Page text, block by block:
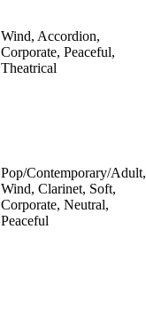
Wind, Accordion,
Corporate, Peaceful,
Theatrical
Pop/Contemporary/Adult,
Wind, Clarinet, Soft,
Corporate, Neutral,
Peaceful